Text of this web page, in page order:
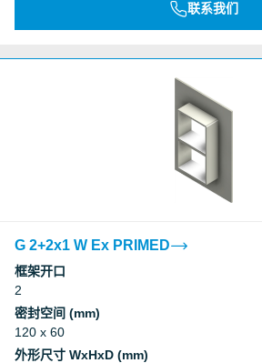
联系我们
G 2+2x1 W Ex PRIMED
框架开口
2
密封空间 (mm)
120 x 60
外形尺寸 WxHxD (mm)